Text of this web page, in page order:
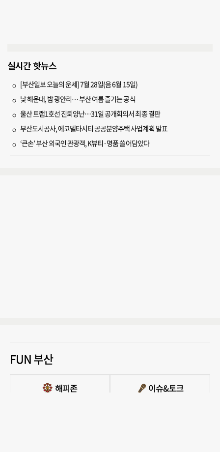
실시간 핫뉴스
[부산일보 오늘의 운세] 7월 28일(음 6월 15일)
낮 해운대, 밤 광안리… 부산 여름 즐기는 공식
울산 트램1호선 진퇴양난…31일 공개회의서 최종 결판
부산도시공사, 에코델타시티 공공분양주택 사업계획 발표
‘큰손’ 부산 외국인 관광객, K뷰티·명품 쓸어담았다
FUN 부산